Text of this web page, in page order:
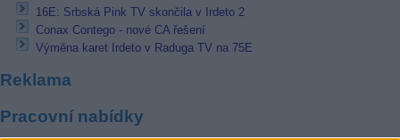
16E: Srbská Pink TV skončila v Irdeto 2
Conax Contego - nové CA řešení
Výměna karet Irdeto v Raduga TV na 75E
Reklama
Pracovní nabídky